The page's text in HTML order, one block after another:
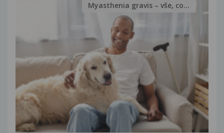
Myasthenia gravis – vše, co...